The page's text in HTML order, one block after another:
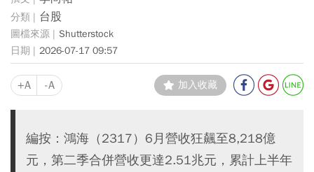
台股
Shutterstock
2026-07-17 09:57
+A -A 加入收藏
編按：鴻海（2317）6月營收狂飆至8,218億
元，第二季合併營收更達2.51兆元，累計上半年